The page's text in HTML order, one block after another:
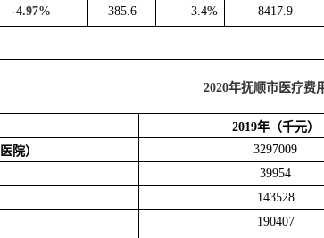
-4.97% 385.6 3.4% 8417.9
2020年抚顺市医疗费
2019年（千元）
院） 3297009
39954
143528
190407